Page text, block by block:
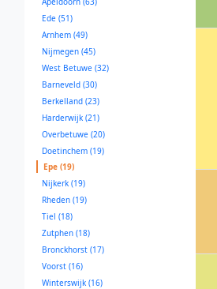
Ede (51)
Arnhem (49)
Nijmegen (45)
West Betuwe (32)
Barneveld (30)
Berkelland (23)
Harderwijk (21)
Overbetuwe (20)
Doetinchem (19)
Epe (19)
Nijkerk (19)
Rheden (19)
Tiel (18)
Zutphen (18)
Bronckhorst (17)
Voorst (16)
Winterswijk (16)